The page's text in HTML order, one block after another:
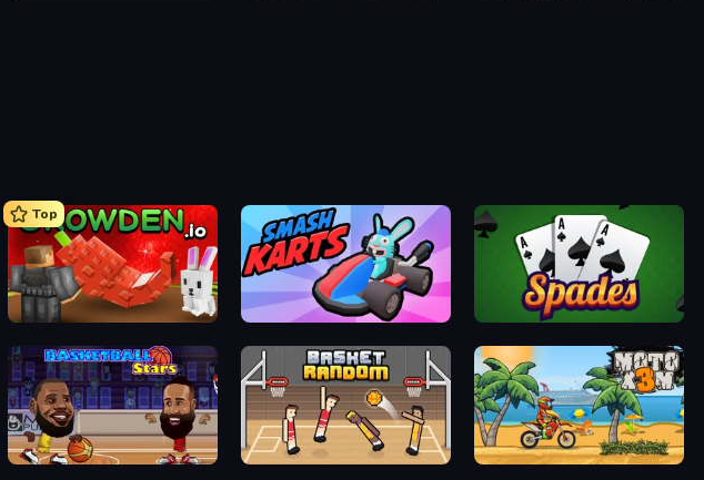
Top
Grow A Garden | Growden.io Smash Karts Spades
Basketball Stars Basket Random Moto X3M